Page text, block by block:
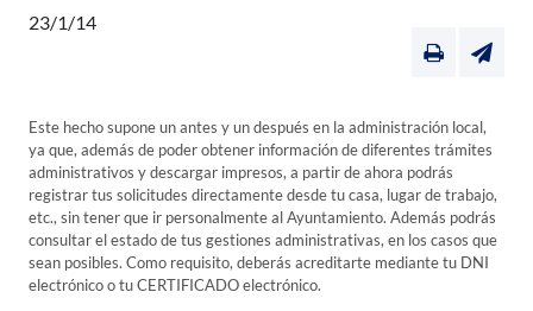
23/1/14
Este hecho supone un antes y un después en la administración local,
ya que, además de poder obtener información de diferentes trámites
administrativos y descargar impresos, a partir de ahora podrás
registrar tus solicitudes directamente desde tu casa, lugar de trabajo,
etc., sin tener que ir personalmente al Ayuntamiento. Además podrás
consultar el estado de tus gestiones administrativas, en los casos que
sean posibles. Como requisito, deberás acreditarte mediante tu DNI
electrónico o tu CERTIFICADO electrónico.